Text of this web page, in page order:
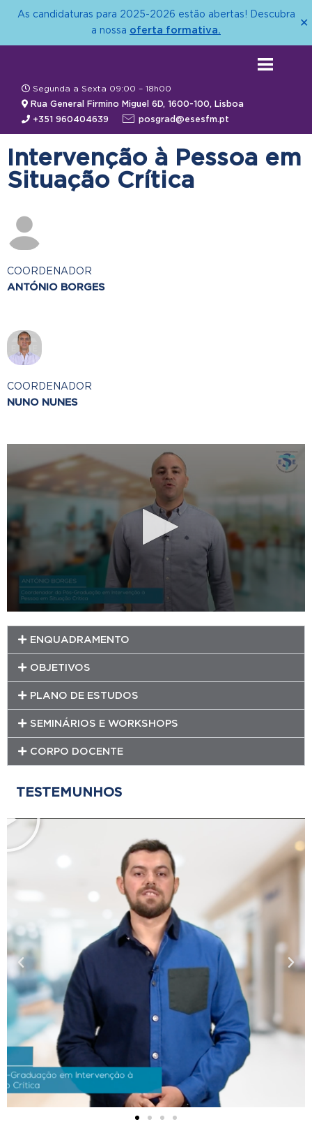
As candidaturas para 2025-2026 estão abertas! Descubra
a nossa oferta formativa.
✕
Segunda a Sexta 09:00 – 18h00
Rua General Firmino Miguel 6D, 1600-100, Lisboa
+351 960404639
posgrad@esesfm.pt
Intervenção à Pessoa em
Situação Crítica
COORDENADOR
ANTÓNIO BORGES
COORDENADOR
NUNO NUNES
ENQUADRAMENTO
OBJETIVOS
PLANO DE ESTUDOS
SEMINÁRIOS E WORKSHOPS
CORPO DOCENTE
TESTEMUNHOS